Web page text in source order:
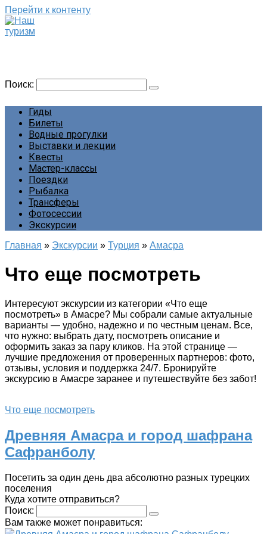
Перейти к контенту
Поиск:
Гиды
Билеты
Водные прогулки
Выставки и лекции
Квесты
Мастер-классы
Поездки
Рыбалка
Трансферы
Фотосессии
Экскурсии
Главная » Экскурсии » Турция » Амасра
Что еще посмотреть
Интересуют экскурсии из категории «Что еще
посмотреть» в Амасре? Мы собрали самые актуальные
варианты — удобно, надежно и по честным ценам. Все,
что нужно: выбрать дату, посмотреть описание и
оформить заказ за пару кликов. На этой странице —
лучшие предложения от проверенных партнеров: фото,
отзывы, условия и поддержка 24/7. Бронируйте
экскурсию в Амасре заранее и путешествуйте без забот!
Что еще посмотреть
Древняя Амасра и город шафрана
Сафранболу
Посетить за один день два абсолютно разных турецких
поселения
Куда хотите отправиться?
Поиск:
Вам также может понравиться: